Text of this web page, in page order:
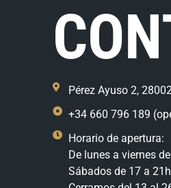
Pérez Ayuso 2,
+34 660 796 189
Horario de apertura:
De lunes a viernes
Sábados de 17 a 21h